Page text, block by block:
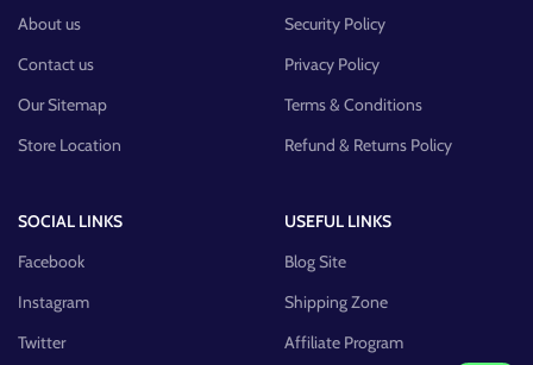
About us
Contact us
Our Sitemap
Store Location
Security Policy
Privacy Policy
Terms & Conditions
Refund & Returns Policy
SOCIAL LINKS
Facebook
Instagram
Twitter
USEFUL LINKS
Blog Site
Shipping Zone
Affiliate Program